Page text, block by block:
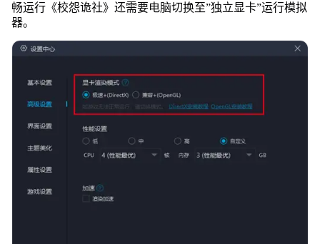
畅运行《校怨诡社》还需要电脑切换至”独立显卡”运行模拟
器。